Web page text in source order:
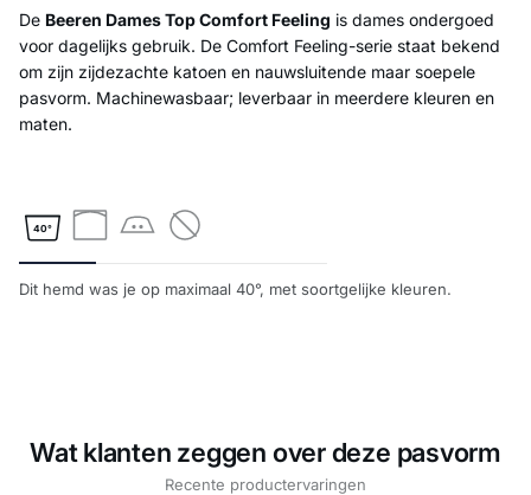
De Beeren Dames Top Comfort Feeling is dames ondergoed
voor dagelijks gebruik. De Comfort Feeling-serie staat bekend
om zijn zijdezachte katoen en nauwsluitende maar soepele
pasvorm. Machinewasbaar; leverbaar in meerdere kleuren en
maten.
40°
Dit hemd was je op maximaal 40°, met soortgelijke kleuren.
Wat klanten zeggen over deze pasvorm
Recente productervaringen